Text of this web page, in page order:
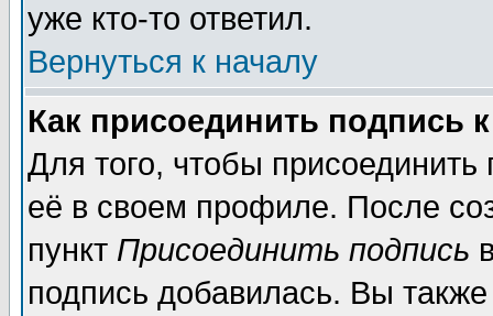
уже кто-то ответил.
Вернуться к началу
Как присоединить подпись
Для того, чтобы
её в своем профиле. После
пункт Присоединить подпись
подпись добавилась. Вы